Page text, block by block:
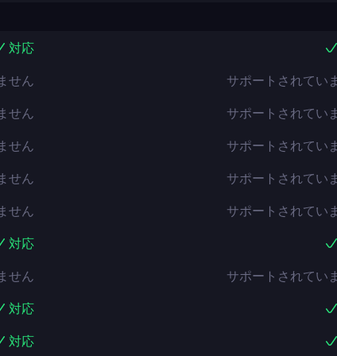
対応
せん
サポートされてい
せん
サポートされてい
せん
サポートされてい
せん
サポートされてい
せん
サポートされてい
対応
せん
サポートされてい
対応
対応